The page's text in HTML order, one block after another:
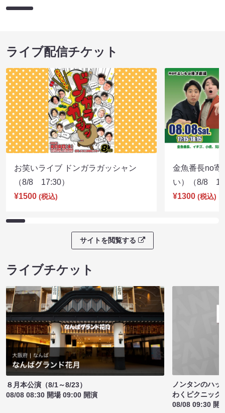
ライブ配信チケット
お笑いライブ ドンガラガッシャン
（8/8 17:30）
¥1500 (税込)
金魚番長no寄
い）（8/8
¥1300 (税込)
サイトを閲覧する
ライブチケット
８月本公演（8/1～8/23）
08/08 08:30 開場 09:00 開演
ノンタンのハッ
わくピクニック
08/08 09:30 開